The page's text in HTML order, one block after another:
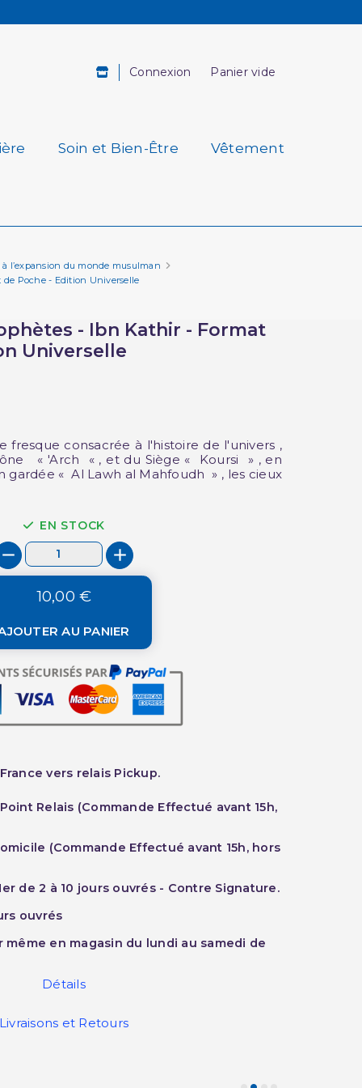
Connexion Panier vide
Soin et Bien-Être Vêtement
à l’expansion du monde musulman
de Poche - Edition Universelle
- Ibn Kathir - Format
Universelle
(1 avis)
fresque consacrée à l'histoire de l'univers ,
« 'Arch « , et du Siège « Koursi » , en
gardée « Al Lawh al Mahfoudh » , les cieux
EN STOCK
10,00 €
AU PANIER
vers relais Pickup.
Relais (Commande Effectué avant 15h,
(Commande Effectué avant 15h, hors
de 2 à 10 jours ouvrés - Contre Signature.
ouvrés
même en magasin du lundi au samedi de
Détails
Livraisons et Retours